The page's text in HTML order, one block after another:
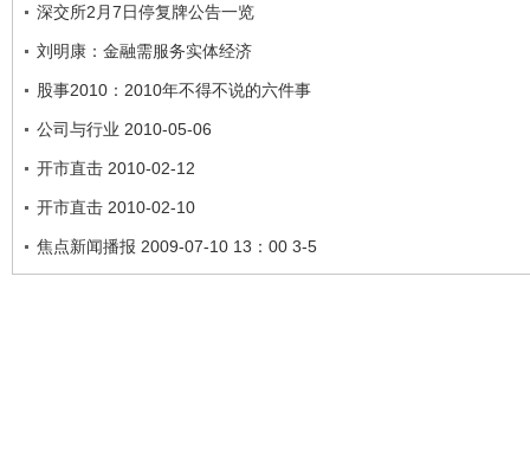
深交所2月7日停复牌公告一览
刘明康：金融需服务实体经济
股事2010：2010年不得不说的六件事
公司与行业 2010-05-06
开市直击 2010-02-12
开市直击 2010-02-10
焦点新闻播报 2009-07-10 13：00 3-5